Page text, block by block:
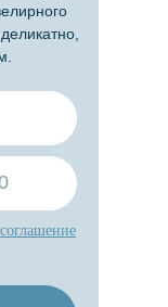
соглашение